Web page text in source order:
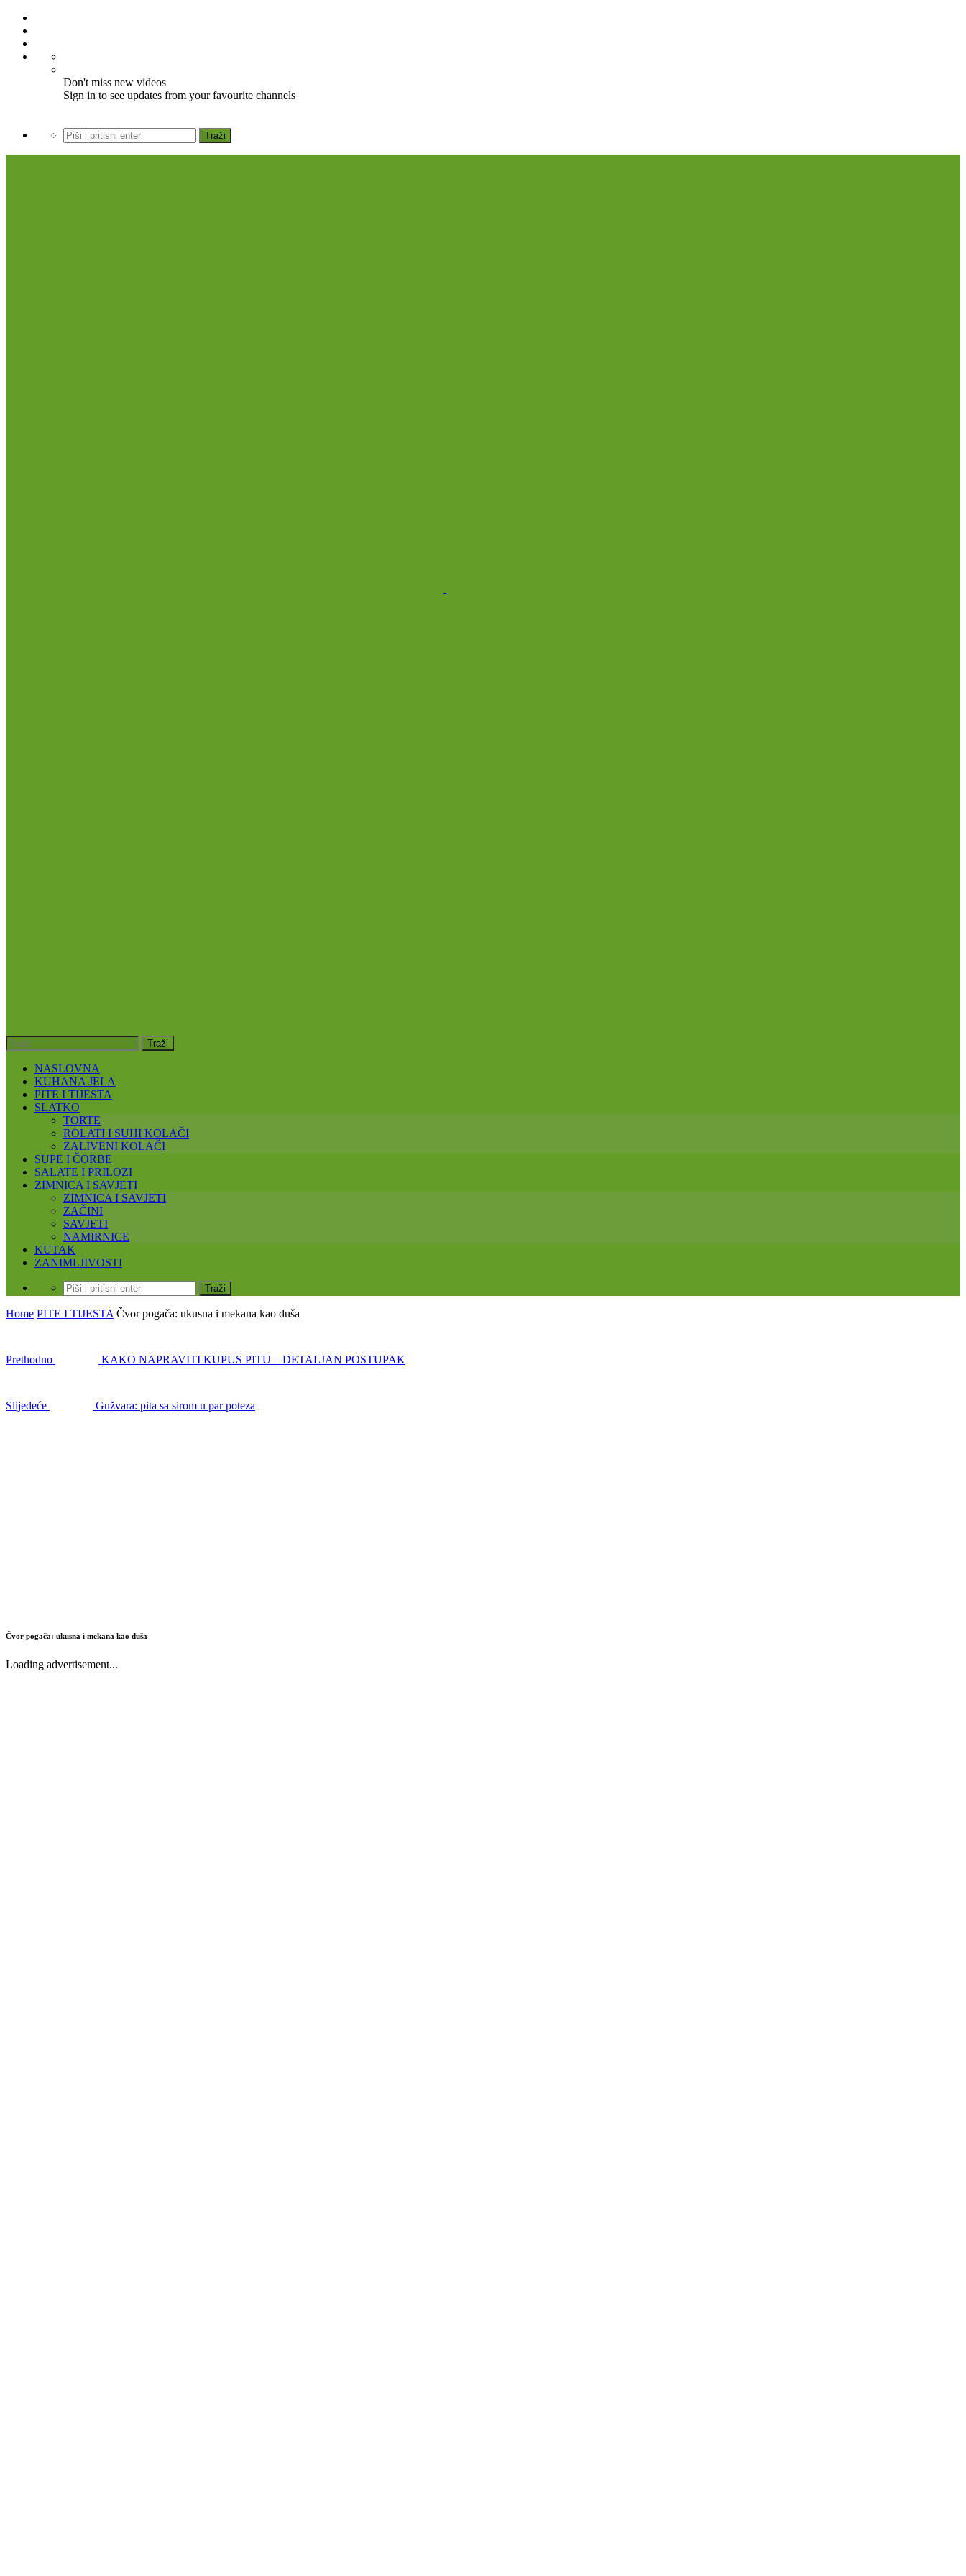
Don't miss new videos
Sign in to see updates from your favourite channels
NASLOVNA
KUHANA JELA
PITE I TIJESTA
SLATKO
TORTE
ROLATI I SUHI KOLAČI
ZALIVENI KOLAČI
SUPE I ČORBE
SALATE I PRILOZI
ZIMNICA I SAVJETI
ZIMNICA I SAVJETI
ZAČINI
SAVJETI
NAMIRNICE
KUTAK
ZANIMLJIVOSTI
Home PITE I TIJESTA Čvor pogača: ukusna i mekana kao duša
Prethodno KAKO NAPRAVITI KUPUS PITU – DETALJAN POSTUPAK
Slijedeće Gužvara: pita sa sirom u par poteza
Čvor pogača: ukusna i mekana kao duša
Loading advertisement...